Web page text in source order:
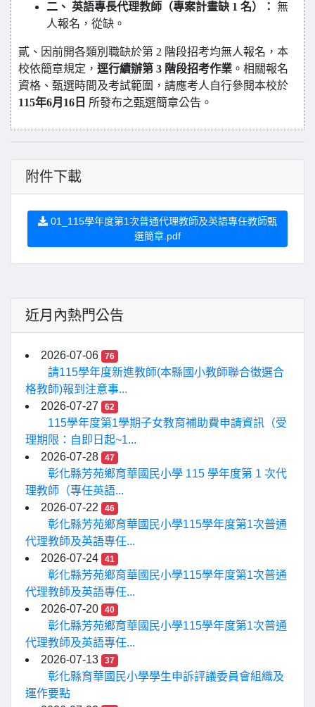
二、 英語專長代理教師（專案計畫缺 1 名）： 無
人報名，從缺。
貳、因前開各類別職缺於第 2 階段招考均無人報名，本
校依簡章規定， 逕行續辦第 3 階段招考作業 。相關報名
資格、甄選時間及考試範圍，請應考人自行參閱本校於
115年6月16日 所發布之甄選簡章公告。
附件下載
01_115學年度第1次普通代理教師及英語專任教師甄
選簡章.pdf
近月內熱門公告
2026-07-06 76
請115學年度新進教師(本縣國小教師聯合徵選合
格教師)報到注意事...
2026-07-27
62
115學年度第1學期子女教育補助費申請資訊（受
理期限：自即日起~1...
2026-07-28
47
彰化縣芳苑鄉育華國民小學 115 學年度第 1 次代
理教師（專任英語...
2026-07-22
46
彰化縣芳苑鄉育華國民小學115學年度第1次普通
代理教師及英語專任...
2026-07-24
41
彰化縣芳苑鄉育華國民小學115學年度第1次普通
代理教師及英語專任...
2026-07-20
40
彰化縣芳苑鄉育華國民小學115學年度第1次普通
代理教師及英語專任...
2026-07-13
37
彰化縣育華國民小學學生申訴評議委員會組織及
運作要點